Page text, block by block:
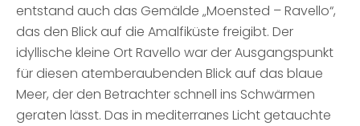
entstand auch das Gemälde „Moensted – Ravello“,
das den Blick auf die Amalfiküste freigibt. Der
idyllische kleine Ort Ravello war der Ausgangspunkt
für diesen atemberaubenden Blick auf das blaue
Meer, der den Betrachter schnell ins Schwärmen
geraten lässt. Das in mediterranes Licht getauchte